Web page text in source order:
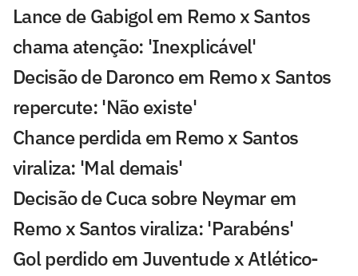
Lance de Gabigol em Remo x Santos
chama atenção: 'Inexplicável'
Decisão de Daronco em Remo x Santos
repercute: 'Não existe'
Chance perdida em Remo x Santos
viraliza: 'Mal demais'
Decisão de Cuca sobre Neymar em
Remo x Santos viraliza: 'Parabéns'
Gol perdido em Juventude x Atlético-